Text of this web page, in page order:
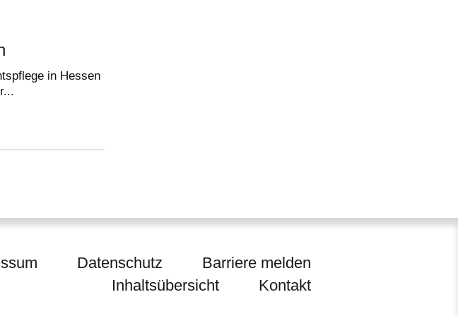
in Hessen
Datenschutz
Barriere melden
Inhaltsübersicht
Kontakt